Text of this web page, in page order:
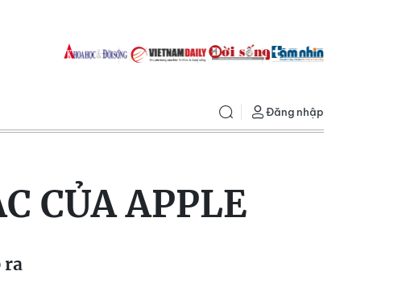
Đăng nhập
CỦA APPLE
ra